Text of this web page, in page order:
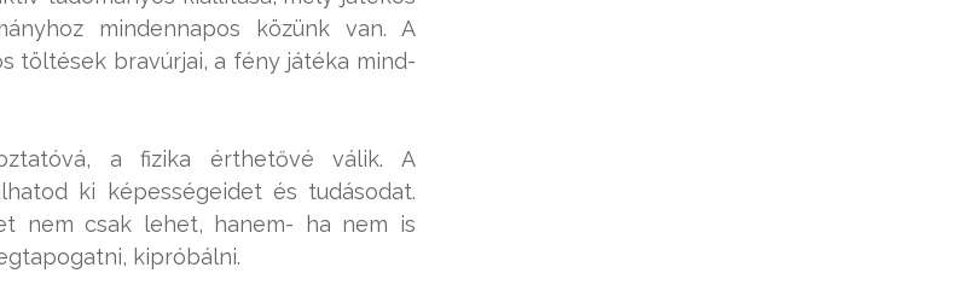
mindennapos közünk van. A
töltések bravúrjai, a fény játéka mind-
a fizika érthetővé válik. A
ki képességeidet és tudásodat.
nem csak lehet, hanem- ha nem is
kipróbálni.